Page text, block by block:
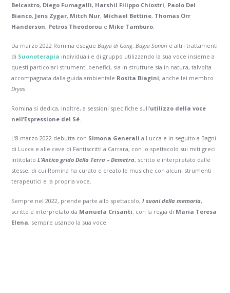
Belcastro, Diego Fumagalli, Harshil Filippo Chiostri, Paolo Del
Bianco, Jens Zygar, Mitch Nur, Michael Bettine, Thomas Orr
Handerson, Petros Theodorou e Mike Tamburo
Da marzo 2022 Romina esegueBagni di Gong,Bagni Sonori e altri trattamenti
di Suonoterapia individuali e di gruppo utilizzando la sua voce insieme a
questi particolari strumenti benefici, sia in strutture sia in natura, talvolta
accompagnata dalla guida ambientale Rosita Biagini, anche lei membro
Dryas.
Romina si dedica, inoltre, a sessioni specifiche sull’utilizzo della voce
nell’Espressione del Sé
L’8 marzo 2022 debutta con Simona Generali a Lucca e in seguito a Bagni
di Lucca e alle cave di Fantiscritti a Carrara, con lo spettacolo sui miti greci
intitolatoL’Antico grido Della Terra – Demetra, scritto e interpretato dalle
stesse, di cui Romina ha curato e creato le musiche con alcuni strumenti
terapeutici e la propria voce.
Sempre nel 2022, prende parte allo spettacolo,I suoni della memoria,
scritto e interpretato da Manuela Crisanti, con la regia di Maria Teresa
Elena, sempre usando la sua voce.